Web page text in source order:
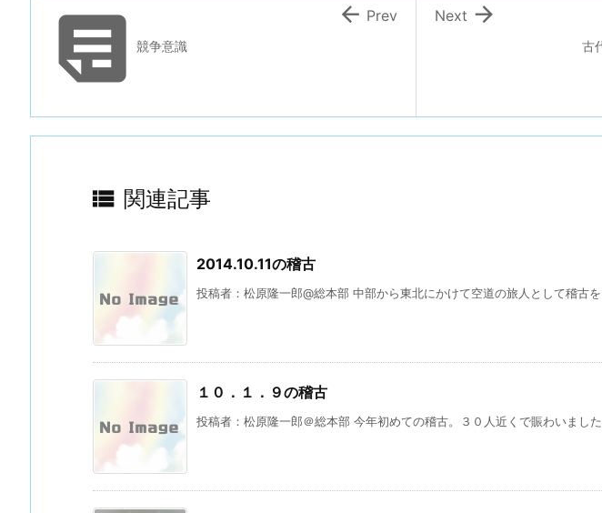
古

Next
競争意識
 Prev
 関連記事
2014.10.11の稽古
投稿者：松原隆一郎@総本部 中部から東北にかけて空道の旅人として稽古
１０．１．９の稽古
投稿者：松原隆一郎＠総本部 今年初めての稽古。３０人近くで賑わいまし